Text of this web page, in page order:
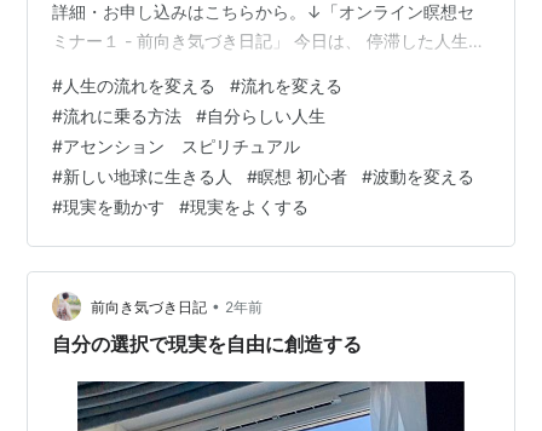
詳細・お申し込みはこちらから。↓「オンライン瞑想セ
ミナー１ - 前向き気づき日記」 今日は、 停滞した人生の
生きたいけれど、 なかなか変われない、 流れを変えたい
けれどどうすればいいのかわからない、 という時の注意
点と、 自分が望む流れにつながっていくための方法を お
話しします。 もっとこんな人生を生きたい、 こんな自分
になりたいと思う方、 また、新しい地球へ進みたいと思
う方…
#人生の流れを変える #流れを変える
#流れに乗る方法 #自分らしい人生
#アセンション スピリチュアル
#新しい地球に生きる人 #瞑想 初心者 #波動を変える
#現実を動かす #現実をよくする
前向き気づき日記 • 2年前
自分の選択で現実を自由に創造する